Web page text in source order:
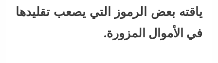
ياقته بعض الرموز التي يصعب تقليدها
في الأموال المزورة.